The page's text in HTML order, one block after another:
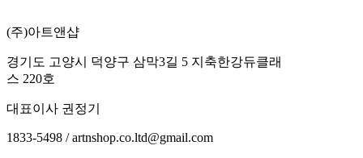
(주)아트앤샵
경기도 고양시 덕양구 삼막3길 5 지축한강듀클래
스 220호
대표이사 권정기
1833-5498 / artnshop.co.ltd@gmail.com